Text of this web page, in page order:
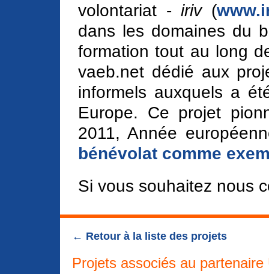
volontariat -iriv(
dans les domaines du
formation tout au long
vaeb.net dédié aux
informels auxquels a
Europe. Ce projet
2011, Année
bénévolat comme
Si vous souhaitez nous
← Retour à la liste des projets
Projets associés au